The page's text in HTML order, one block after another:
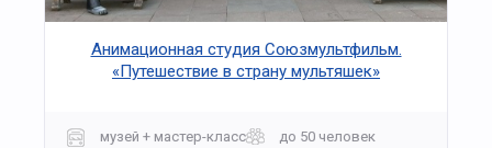
Анимационная студия Союзмультфильм.
«Путешествие в страну мультяшек»
музей + мастер-класс
до 50 человек